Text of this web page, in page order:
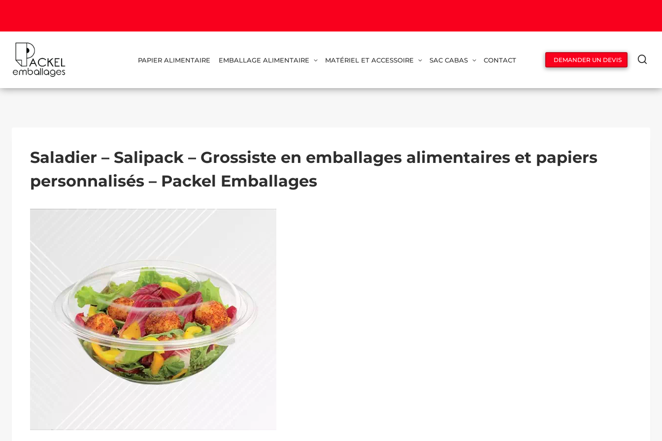
PAPIER ALIMENTAIRE EMBALLAGE ALIMENTAIRE MATÉRIEL ET ACCESSOIRE SAC CABAS CONTACT DEMANDER UN DEVIS
Saladier – Salipack – Grossiste en emballages alimentaires et papiers
personnalisés – Packel Emballages